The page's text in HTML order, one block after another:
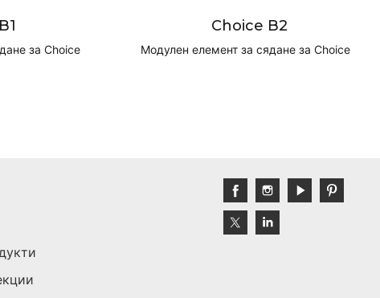
за Choice
Choice B2
Модулен елемент за сядане за Choice